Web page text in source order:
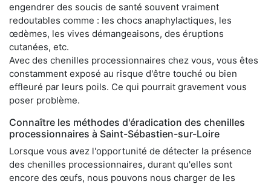
engendrer des soucis de santé souvent vraiment
redoutables comme : les chocs anaphylactiques, les
œdèmes, les vives démangeaisons, des éruptions
cutanées, etc.
Avec des chenilles processionnaires chez vous, vous êtes
constamment exposé au risque d'être touché ou bien
effleuré par leurs poils. Ce qui pourrait gravement vous
poser problème.
Connaître les méthodes d'éradication des chenilles
processionnaires à Saint-Sébastien-sur-Loire
Lorsque vous avez l'opportunité de détecter la présence
des chenilles processionnaires, durant qu'elles sont
encore des œufs, nous pouvons nous charger de les